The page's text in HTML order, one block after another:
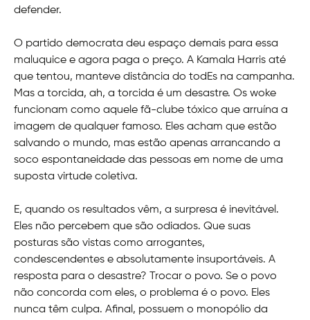
defender.
O partido democrata deu espaço demais para essa
maluquice e agora paga o preço. A Kamala Harris até
que tentou, manteve distância do todEs na campanha.
Mas a torcida, ah, a torcida é um desastre. Os woke
funcionam como aquele fã-clube tóxico que arruína a
imagem de qualquer famoso. Eles acham que estão
salvando o mundo, mas estão apenas arrancando a
soco espontaneidade das pessoas em nome de uma
suposta virtude coletiva.
E, quando os resultados vêm, a surpresa é inevitável.
Eles não percebem que são odiados. Que suas
posturas são vistas como arrogantes,
condescendentes e absolutamente insuportáveis. A
resposta para o desastre? Trocar o povo. Se o povo
não concorda com eles, o problema é o povo. Eles
nunca têm culpa. Afinal, possuem o monopólio da